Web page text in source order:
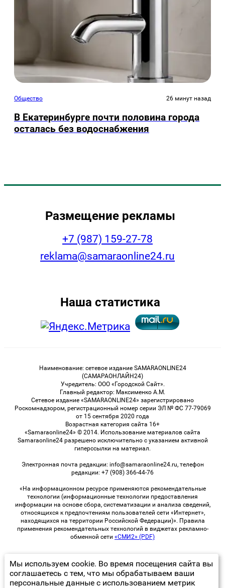
Общество 26 минут назад
В Екатеринбурге почти половина города
осталась без водоснабжения
Размещение рекламы
+7 (987) 159-27-78
reklama@samaraonline24.ru
Наша статистика
Наименование: сетевое издание SAMARAONLINE24
(САМАРАОНЛАЙН24)
Учредитель: ООО «Городской Сайт».
Главный редактор: Максименко А.М.
Сетевое издание «SAMARAONLINE24» зарегистрировано
Роскомнадзором, регистрационный номер серии ЭЛ № ФС 77-79069
от 15 сентября 2020 года
Возрастная категория сайта 16+
«Samaraonline24» © 2014. Использование материалов сайта
Samaraonline24 разрешено исключительно с указанием активной
гиперссылки на материал.
Электронная почта редакции: info@samaraonline24.ru, телефон
редакции: +7 (908) 366-44-76
«На информационном ресурсе применяются рекомендательные
технологии (информационные технологии предоставления
информации на основе сбора, систематизации и анализа сведений,
относящихся к предпочтениям пользователей сети «Интернет»,
находящихся на территории Российской Федерации)». Правила
применения рекомендательных технологий в виджетах рекламно-
обменной сети «СМИ2» (PDF)
© 2026 «samaraOnline24» | Все права защищены
Возрастная категория сайта 16+
Мы используем cookie. Во время посещения сайта вы
соглашаетесь с тем, что мы обрабатываем ваши
персональные данные с использованием метрик